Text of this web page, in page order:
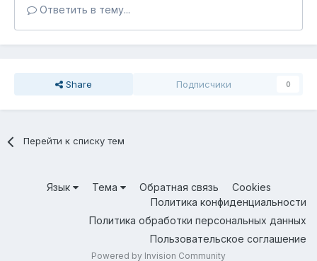
Ответить в тему...
Share Подписчики 0
Перейти к списку тем
Язык Тема Обратная связь
Cookies
Политика конфиденциальности
Политика обработки персональных данных
Пользовательское соглашение
Powered by Invision Community